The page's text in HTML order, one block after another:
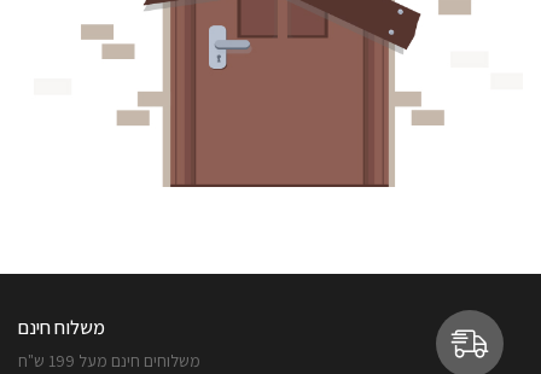
משלוח חינם
משלוחים חינם מעל 199 ש"ח